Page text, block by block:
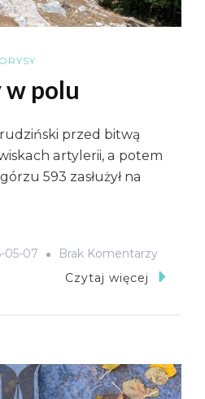
w polu
przed bitwą
artylerii, a potem
593 zasłużył na
05-07 Brak KomentarzyDo
Esej
Czytaj więcej